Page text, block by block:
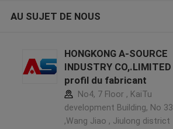
AU SUJET DE NOUS
HONGKONG A-SOURCE
INDUSTRY CO,.LIMITED
profil du fabricant
No4, 7 Floor , KaiTu
development Building, No 33
,Wang Jiao , Jiulong district